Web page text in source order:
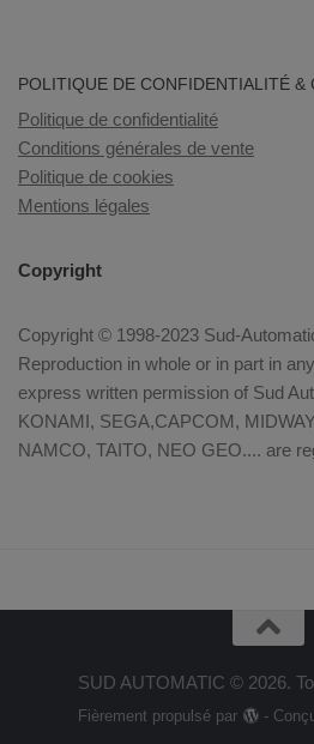
POLITIQUE DE CONFIDENTIALITÉ &
Politique de confidentialité
Conditions générales de vente
Politique de cookies
Mentions légales
Copyright
Copyright © 1998-2023 Sud-
Reproduction in whole or in part in
express written permission of Sud
KONAMI, SEGA,CAPCOM,
NAMCO, TAITO, NEO GEO.... are
SUD AUTOMATIC © 2026.
Fièrement propulsé par -